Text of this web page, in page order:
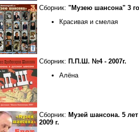
Сборник: "Музею шансона" 3
Красивая и смелая
Сборник: П.П.Ш. №4 - 2007г.
Алёна
Сборник: Музей шансона. 5
2009 г.